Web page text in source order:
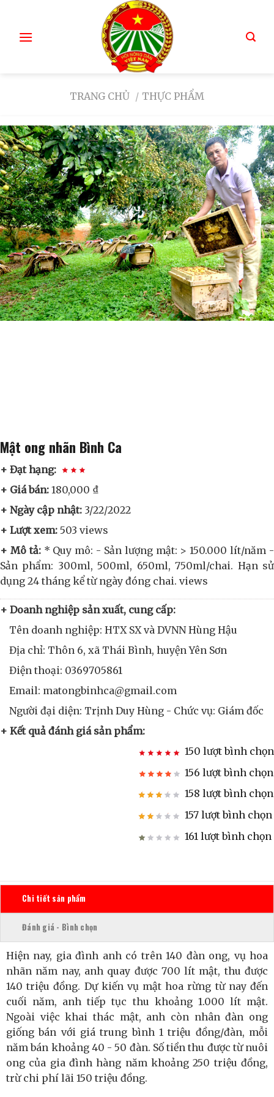
TRANG CHỦ / THỰC PHẨM
Mật ong nhãn Bình Ca
+ Đạt hạng:
+ Giá bán: 180,000 ₫
+ Ngày cập nhật: 3/22/2022
+ Lượt xem: 503 views
+ Mô tả:* Quy mô: - Sản lượng mật: > 150.000 lít/năm -
Sản phẩm: 300ml, 500ml, 650ml, 750ml/chai. Hạn sử
dụng 24 tháng kể từ ngày đóng chai. views
+ Doanh nghiệp sản xuất, cung cấp:
Tên doanh nghiệp: HTX SX và DVNN Hùng Hậu
Địa chỉ: Thôn 6, xã Thái Bình, huyện Yên Sơn
Điện thoại: 0369705861
Email: matongbinhca@gmail.com
Người đại diện: Trịnh Duy Hùng - Chức vụ: Giám đốc
+ Kết quả đánh giá sản phẩm:
150 lượt bình chọn
156 lượt bình chọn
158 lượt bình chọn
157 lượt bình chọn
161 lượt bình chọn
Chi tiết sản phẩm
Đánh giá - Bình chọn
Hiện nay, gia đình anh có trên 140 đàn ong, vụ hoa
nhãn năm nay, anh quay được 700 lít mật, thu được
140 triệu đồng. Dự kiến vụ mật hoa rừng từ nay đến
cuối năm, anh tiếp tục thu khoảng 1.000 lít mật.
Ngoài việc khai thác mật, anh còn nhân đàn ong
giống bán với giá trung bình 1 triệu đồng/đàn, mỗi
năm bán khoảng 40 - 50 đàn. Số tiền thu được từ nuôi
ong của gia đình hàng năm khoảng 250 triệu đồng,
trừ chi phí lãi 150 triệu đồng.